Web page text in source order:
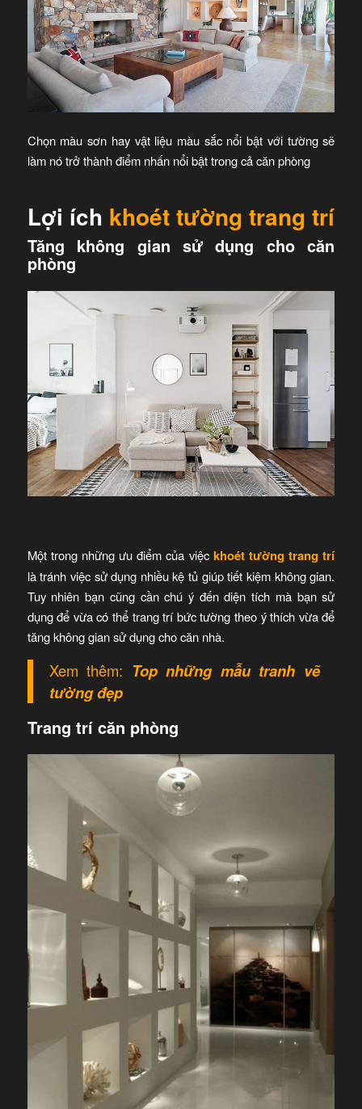
Chọn màu sơn hay vật liệu màu sắc nổi bật với tường sẽ
làm nó trở thành điểm nhấn nổi bật trong cả căn phòng
Lợi ích khoét tường trang trí
Tăng không gian sử dụng cho căn
phòng
Một trong những ưu điểm của việc khoét tường trang trí
là tránh việc sử dụng nhiều kệ tủ giúp tiết kiệm không gian.
Tuy nhiên bạn cũng cần chú ý đến diện tích mà bạn sử
dụng để vừa có thể trang trí bức tường theo ý thích vừa để
tăng không gian sử dụng cho căn nhà.
Xem thêm: Topnhững mẫu tranh vẽ
tường đẹp
Trang trí căn phòng